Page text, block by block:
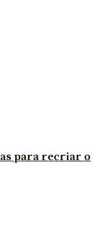
para recriar o